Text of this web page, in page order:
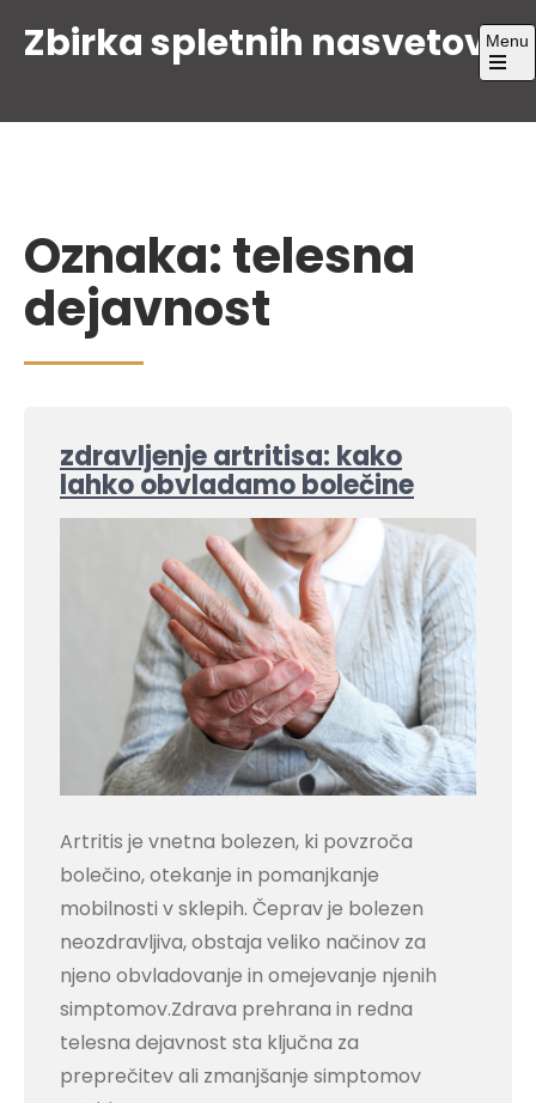
Zbirka spletnih nasvetovMenu
Open
main
Oznaka:telesna
dejavnost
zdravljenje artritisa: kako
lahko obvladamo bolečine
Artritis je vnetna bolezen, ki povzroča
bolečino, otekanje in pomanjkanje
mobilnosti v sklepih. Čeprav je bolezen
neozdravljiva, obstaja veliko načinov za
njeno obvladovanje in omejevanje njenih
simptomov.Zdrava prehrana in redna
telesna dejavnost sta ključna za
preprečitev ali zmanjšanje simptomov